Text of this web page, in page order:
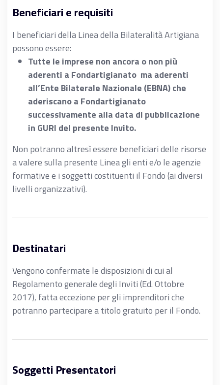
Beneficiari e requisiti
I beneficiari della Linea della Bilateralità Artigiana
possono essere:
Tutte le imprese non ancora o non più
aderenti a Fondartigianato ma aderenti
all’Ente Bilaterale Nazionale (EBNA) che
aderiscano a Fondartigianato
successivamente alla data di pubblicazione
in GURI del presente Invito.
Non potranno altresì essere beneficiari delle risorse
a valere sulla presente Linea gli enti e/o le agenzie
formative e i soggetti costituenti il Fondo (ai diversi
livelli organizzativi).
Destinatari
Vengono confermate le disposizioni di cui al
Regolamento generale degli Inviti (Ed. Ottobre
2017), fatta eccezione per gli imprenditori che
potranno partecipare a titolo gratuito per il Fondo.
Soggetti Presentatori